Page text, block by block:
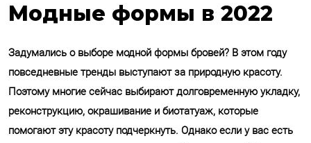
Модные формы в 2022
Задумались о выборе модной формы бровей? В этом году
повседневные тренды выступают за природную красоту.
Поэтому многие сейчас выбирают долговременную укладку,
реконструкцию, окрашивание и биотатуаж, которые
помогают эту красоту подчеркнуть. Однако если у вас есть